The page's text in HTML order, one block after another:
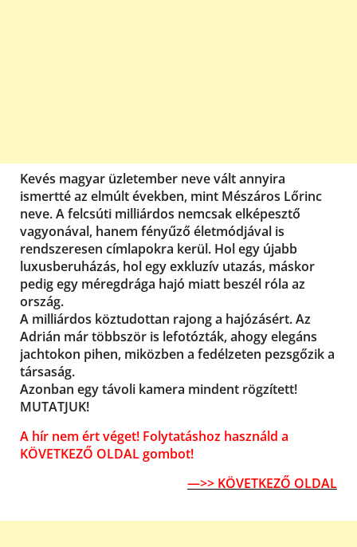
Kevés magyar üzletember neve vált annyira
ismertté az elmúlt években, mint Mészáros Lőrinc
neve. A felcsúti milliárdos nemcsak elképesztő
vagyonával, hanem fényűző életmódjával is
rendszeresen címlapokra kerül. Hol egy újabb
luxusberuházás, hol egy exkluzív utazás, máskor
pedig egy méregdrága hajó miatt beszél róla az
ország.
A milliárdos köztudottan rajong a hajózásért. Az
Adrián már többször is lefotózták, ahogy elegáns
jachtokon pihen, miközben a fedélzeten pezsgőzik a
társaság.
Azonban egy távoli kamera mindent rögzített!
MUTATJUK!
A hír nem ért véget! Folytatáshoz használd a
KÖVETKEZŐ OLDAL gombot!
—>> KÖVETKEZŐ OLDAL